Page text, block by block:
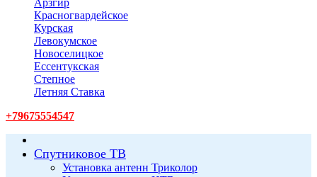
Красногвардейское
Курская
Левокумское
Новоселицкое
Ессентукская
Степное
Летняя Ставка
+79675554547
Спутниковое ТВ
Установка антенн Триколор